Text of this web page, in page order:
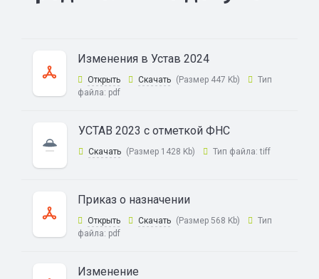
Изменения в Устав 2024
Открыть Скачать (Размер 447 Kb)
Тип
файла: pdf
УСТАВ 2023 с отметкой ФНС
Скачать (Размер 1428 Kb) Тип файла:tiff
Приказ о назначении
Открыть Скачать (Размер 568 Kb)
Тип
файла: pdf
Изменение